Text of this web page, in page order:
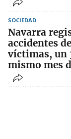
SOCIEDAD
Navarra
accidentes
víctimas, un
mismo mes